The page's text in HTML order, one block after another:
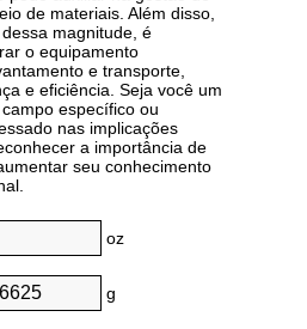
de materiais. Além disso,
magnitude, é
o equipamento
e transporte,
e eficiência. Seja você um
específico ou
nas implicações
a importância de
seu conhecimento
oz
g